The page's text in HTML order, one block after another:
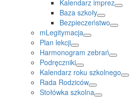
Kalendarz imprez
Baza szkoły
Bezpieczeństwo
mLegitymacja
Plan lekcji
Harmonogram zebrań
Podręczniki
Kalendarz roku szkolnego
Rada Rodziców
Stołówka szkolna